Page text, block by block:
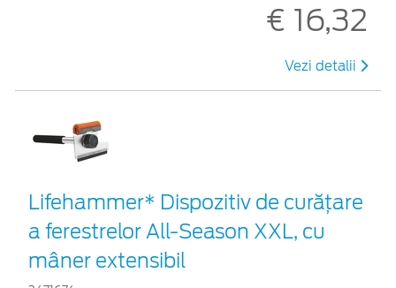
€ 16,32
Vezi detalii
Lifehammer* Dispozitiv de curățare
a ferestrelor All-Season XXL, cu
mâner extensibil